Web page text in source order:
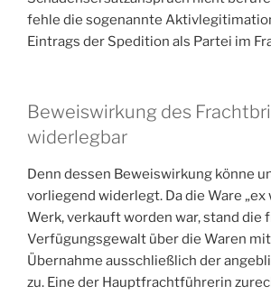
fehle die sogenannte
Eintrags der Spedition als Partei im
Beweiswirkung des
widerlegbar
Denn dessen Beweiswirkung könne
vorliegend widerlegt. Da die Ware „ex
Werk, verkauft worden war, stand die
Verfügungsgewalt über die Waren
Übernahme ausschließlich der
zu. Eine der Hauptfrachtführerin